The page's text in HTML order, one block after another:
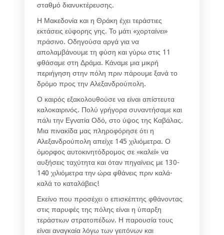
σταθμό διανυκτέρευσης.
Η Μακεδονία και η Θράκη έχει τεράστιες
εκτάσεις εύφορης γης. Το μάτι «χορταίνει»
πράσινο. Οδηγούσα αργά για να
απολαμβάνουμε τη φύση και γύρω στις 11
φθάσαμε στη Δράμα. Κάναμε μια μικρή
περιήγηση στην πόλη πριν πάρουμε ξανά το
δρόμο προς την Αλεξανδρούπολη.
Ο καιρός εξακολουθούσε να είναι απίστευτα
καλοκαιρινός. Πολύ γρήγορα συναντήσαμε και
πάλι την Εγνατία Οδό, στο ύψος της Καβάλας.
Μια πινακίδα μας πληροφόρησε ότι η
Αλεξανδρούπολη απείχε 145 χιλιόμετρα. Ο
όμορφος αυτοκινητόδρομος σε «καλεί» να
αυξήσεις ταχύτητα και όταν πηγαίνεις με 130-
140 χιλιόμετρα την ώρα φθάνεις πριν καλά-
καλά το καταλάβεις!
Εκείνο που προσέχει ο επισκέπτης φθάνοντας
στις παρυφές της πόλης είναι η ύπαρξη
τεράστιων στρατοπέδων. Η παρουσία τους
είναι αναγκαία λόγω των γειτόνων και